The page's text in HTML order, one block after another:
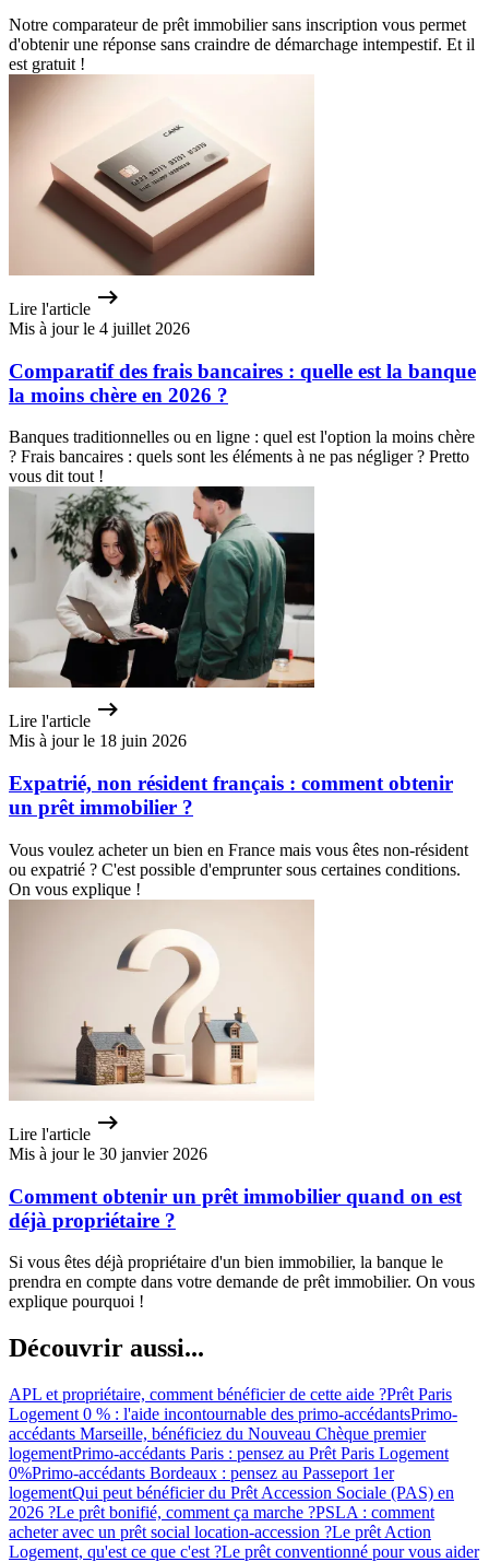
Notre comparateur de prêt immobilier sans inscription vous permet
d'obtenir une réponse sans craindre de démarchage intempestif. Et il
est gratuit !
Lire l'article
Mis à jour le 4 juillet 2026
Comparatif des frais bancaires : quelle est la banque
la moins chère en 2026 ?
Banques traditionnelles ou en ligne : quel est l'option la moins chère
? Frais bancaires : quels sont les éléments à ne pas négliger ? Pretto
vous dit tout !
Lire l'article
Mis à jour le 18 juin 2026
Expatrié, non résident français : comment obtenir
un prêt immobilier ?
Vous voulez acheter un bien en France mais vous êtes non-résident
ou expatrié ? C'est possible d'emprunter sous certaines conditions.
On vous explique !
Lire l'article
Mis à jour le 30 janvier 2026
Comment obtenir un prêt immobilier quand on est
déjà propriétaire ?
Si vous êtes déjà propriétaire d'un bien immobilier, la banque le
prendra en compte dans votre demande de prêt immobilier. On vous
explique pourquoi !
Découvrir aussi...
APL et propriétaire, comment bénéficier de cette aide ?Prêt Paris
Logement 0 % : l'aide incontournable des primo-accédantsPrimo-
accédants Marseille, bénéficiez du Nouveau Chèque premier
logementPrimo-accédants Paris : pensez au Prêt Paris Logement
0%Primo-accédants Bordeaux : pensez au Passeport 1er
logementQui peut bénéficier du Prêt Accession Sociale (PAS) en
2026 ?Le prêt bonifié, comment ça marche ?PSLA : comment
acheter avec un prêt social location-accession ?Le prêt Action
Logement, qu'est ce que c'est ?Le prêt conventionné pour vous aider